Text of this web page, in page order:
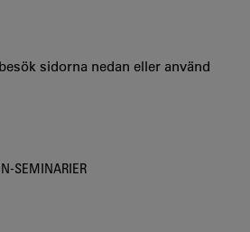
sidorna nedan eller använd
SEMINARIER